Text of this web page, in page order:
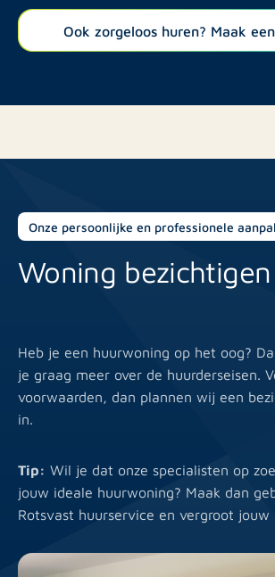
ontwikkelingen.Ook zorgeloos huren? Maak
Onze persoonlijke en professionele
Woning bezichtigen
Heb je een huurwoning op het oog?
je graag meer over de huurderseisen.
voorwaarden, dan plannen wij een
in.
Tip: Wil je dat onze specialisten op
jouw ideale huurwoning? Maak dan
Rotsvast huurservice en vergroot jouw